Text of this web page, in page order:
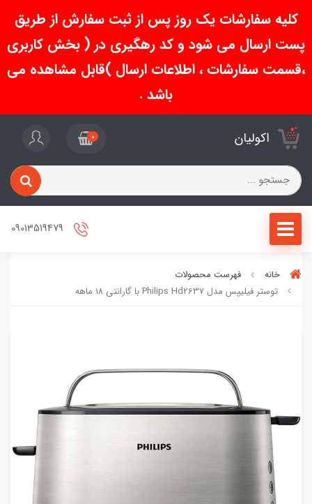
کلیه سفارشات یک روز پس از ثبت سفارش از طریق
پست ارسال می شود و کد رهگیری در ( بخش کاربری
،قسمت سفارشات ، اطلاعات ارسال )قابل مشاهده می
باشد .
اکولیان 0
خانه
فهرست محصولات
توستر فیلیپس مدل Philips Hd2637 با گارانتی ۱۸ ماهه